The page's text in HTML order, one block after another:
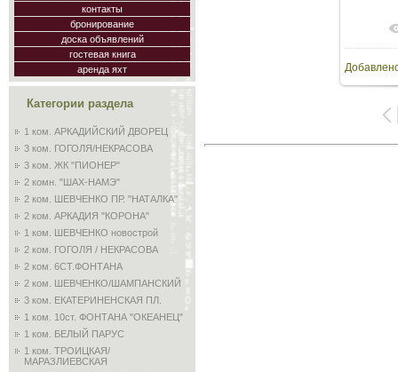
контакты
бронирование
доска объявлений
гостевая книга
аренда яхт
Категории раздела
1 ком. АРКАДИЙСКИЙ ДВОРЕЦ
3 ком. ГОГОЛЯ/НЕКРАСОВА
3 ком. ЖК "ПИОНЕР"
2 комн. "ШАХ-НАМЭ"
2 ком. ШЕВЧЕНКО ПР. "НАТАЛКА"
2 ком. АРКАДИЯ "КОРОНА"
1 ком. ШЕВЧЕНКО новострой
2 ком. ГОГОЛЯ / НЕКРАСОВА
2 ком. 6СТ.ФОНТАНА
2 ком. ШЕВЧЕНКО/ШАМПАНСКИЙ
3 ком. ЕКАТЕРИНЕНСКАЯ ПЛ.
1 ком. 10ст. ФОНТАНА "ОКЕАНЕЦ"
1 ком. БЕЛЫЙ ПАРУС
1 ком. ТРОИЦКАЯ/
МАРАЗЛИЕВСКАЯ